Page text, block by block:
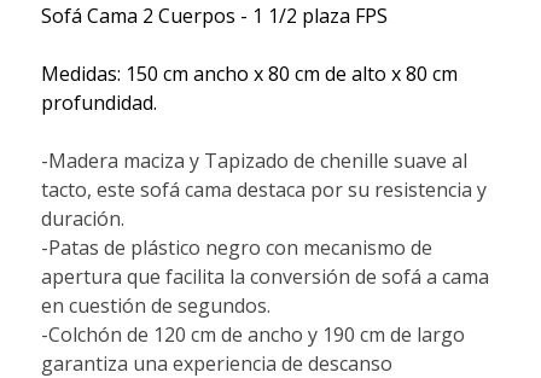
Sofá Cama 2 Cuerpos - 1 1/2 plaza FPS
Medidas: 150 cm ancho x 80 cm de alto x 80 cm
profundidad.
-Madera maciza y Tapizado de chenille suave al
tacto, este sofá cama destaca por su resistencia y
duración.
-Patas de plástico negro con mecanismo de
apertura que facilita la conversión de sofá a cama
en cuestión de segundos.
-Colchón de 120 cm de ancho y 190 cm de largo
garantiza una experiencia de descanso